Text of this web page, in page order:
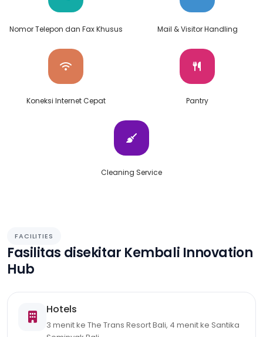
Nomor Telepon dan Fax Khusus Mail & Visitor Handling
Koneksi Internet Cepat Pantry
Cleaning Service
FACILITIES
Fasilitas disekitar Kembali Innovation
Hub
Hotels
3 menit ke The Trans Resort Bali, 4 menit ke Santika